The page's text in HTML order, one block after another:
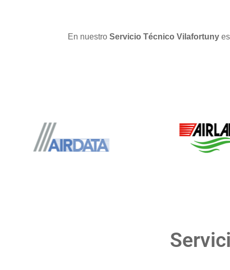
En nuestro Servicio Técnico Vilafortuny